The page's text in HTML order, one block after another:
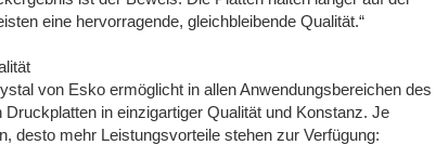
eine hervorragende, gleichbleibende Qualität.“
von Esko ermöglicht in allen Anwendungsbereichen des
in einzigartiger Qualität und Konstanz. Je
desto mehr Leistungsvorteile stehen zur Verfügung: